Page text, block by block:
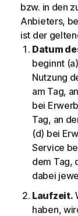
bzw. in den
Anbieters,
ist der
Datum
beginnt
Nutzung
am Tag,
bei
Tag, an
(d) bei
Service
dem Tag,
dabei
Laufzeit.
haben,